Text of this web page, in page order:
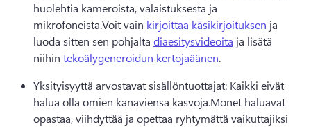
huolehtia kameroista, valaistuksesta ja
mikrofoneista.Voit vain kirjoittaa käsikirjoituksen ja
luoda sitten sen pohjalta diaesitysvideoita ja lisätä
niihin tekoälygeneroidun kertojaäänen.
Yksityisyyttä arvostavat sisällöntuottajat: Kaikki eivät
halua olla omien kanaviensa kasvoja.Monet haluavat
opastaa, viihdyttää ja opettaa ryhtymättä vaikuttajiksi